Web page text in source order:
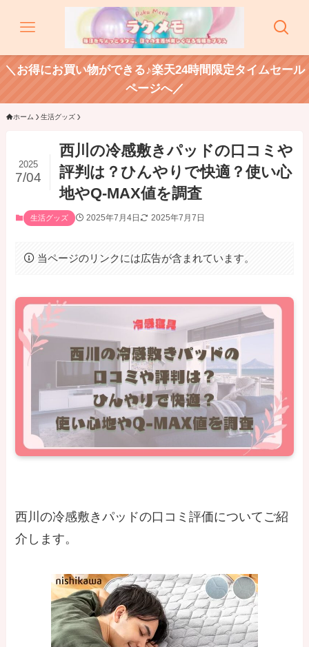
＼お得にお買い物ができる♪楽天24時間限定タイムセール
ページへ／
ホーム 生活グッズ
西川の冷感敷きパッドの口コミや
評判は？ひんやりで快適？使い心
地やQ-MAX値を調査
2025
7/04
生活グッズ 2025年7月4日 2025年7月7日
当ページのリンクには広告が含まれています。
西川の冷感敷きパッドの口コミ評価についてご紹
介します。